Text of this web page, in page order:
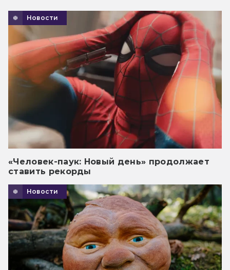
Новости
«Человек-паук: Новый день» продолжает
ставить рекорды
Новости